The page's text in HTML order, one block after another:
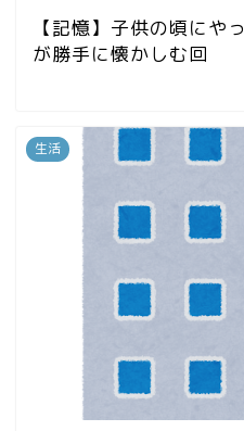
【記憶】子供の頃にや
が勝手に懐かしむ回
生活